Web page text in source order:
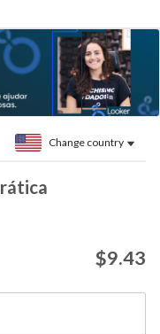
Change country
$9.43